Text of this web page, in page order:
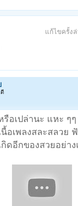
แก้ไขครั้ง
อเปล่านะ แหะ ๆ
นื้อเพลงสละสลวย
ดอีกของสวยอย่าง